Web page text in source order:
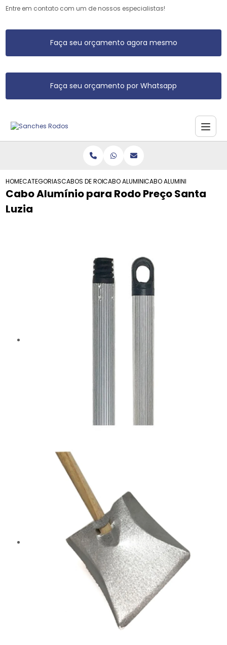
Entre em contato com um de nossos especialistas!
Faça seu orçamento agora mesmo
Faça seu orçamento por Whatsapp
HOMECATEGORIASCABOS DE RODO DE ALUMINIO
CABO ALUMINIO RODOCABO ALUMINIO PARA
Cabo Alumínio para Rodo Preço Santa
Luzia